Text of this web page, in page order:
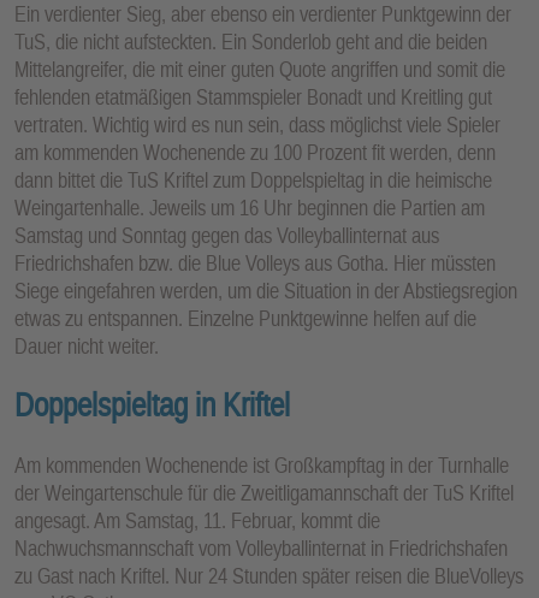
Ein verdienter Sieg, aber ebenso ein verdienter Punktgewinn der
TuS, die nicht aufsteckten. Ein Sonderlob geht and die beiden
Mittelangreifer, die mit einer guten Quote angriffen und somit die
fehlenden etatmäßigen Stammspieler Bonadt und Kreitling gut
vertraten. Wichtig wird es nun sein, dass möglichst viele Spieler
am kommenden Wochenende zu 100 Prozent fit werden, denn
dann bittet die TuS Kriftel zum Doppelspieltag in die heimische
Weingartenhalle. Jeweils um 16 Uhr beginnen die Partien am
Samstag und Sonntag gegen das Volleyballinternat aus
Friedrichshafen bzw. die Blue Volleys aus Gotha. Hier müssten
Siege eingefahren werden, um die Situation in der Abstiegsregion
etwas zu entspannen. Einzelne Punktgewinne helfen auf die
Dauer nicht weiter.
Doppelspieltag in Kriftel
Am kommenden Wochenende ist Großkampftag in der Turnhalle
der Weingartenschule für die Zweitligamannschaft der TuS Kriftel
angesagt. Am Samstag, 11. Februar, kommt die
Nachwuchsmannschaft vom Volleyballinternat in Friedrichshafen
zu Gast nach Kriftel. Nur 24 Stunden später reisen die BlueVolleys